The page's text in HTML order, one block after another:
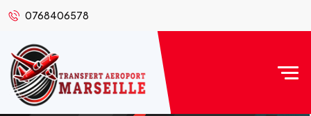
0768406578